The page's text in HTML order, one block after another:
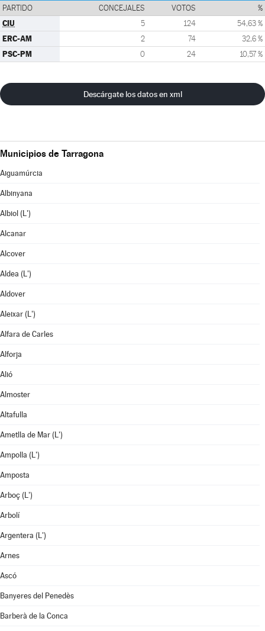
PARTIDO CONCEJALES VOTOS %
CIU 5 124 54,63 %
ERC-AM 2 74 32,6 %
PSC-PM 0 24 10,57 %
Descárgate los datos en xml
Municipios de Tarragona
Aiguamúrcia
Albinyana
Albiol (L')
Alcanar
Alcover
Aldea (L')
Aldover
Aleixar (L')
Alfara de Carles
Alforja
Alió
Almoster
Altafulla
Ametlla de Mar (L')
Ampolla (L')
Amposta
Arboç (L')
Arbolí
Argentera (L')
Arnes
Ascó
Banyeres del Penedès
Barberà de la Conca